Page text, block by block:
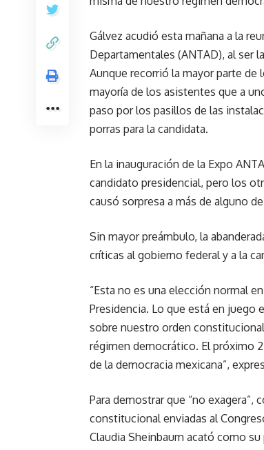
Gálvez acudió esta mañana a la
Departamentales (ANTAD), al ser
Aunque recorrió la mayor parte de
mayoría de los asistentes que a
paso por los pasillos de las
porras para la candidata.
En la inauguración de la Expo
candidato presidencial, pero los
causó sorpresa a más de alguno
Sin mayor preámbulo, la
críticas al gobierno federal y a la
“Esta no es una elección normal
Presidencia. Lo que está en juego
sobre nuestro orden
régimen democrático. El próximo
de la democracia mexicana”,
Para demostrar que “no
constitucional enviadas al
Claudia Sheinbaum acató como su